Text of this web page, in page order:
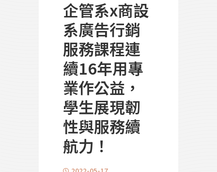
企管系x商設
系廣告行銷
服務課程連
續16年用專
業作公益，
學生展現韌
性與服務續
航力！